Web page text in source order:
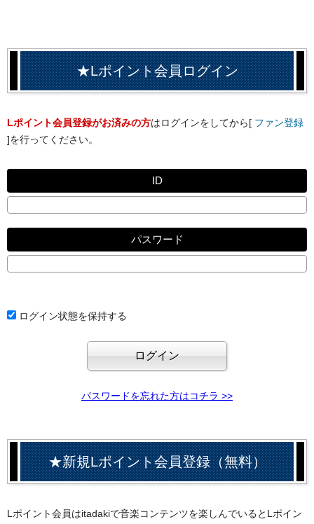
★Lポイント会員ログイン
Lポイント会員登録がお済みの方はログインをしてから[ ファン登録
]を行ってください。
ID
パスワード
ログイン状態を保持する
パスワードを忘れた方はコチラ >>
★新規Lポイント会員登録（無料）
Lポイント会員はitadakiで音楽コンテンツを楽しんでいるとLポイン